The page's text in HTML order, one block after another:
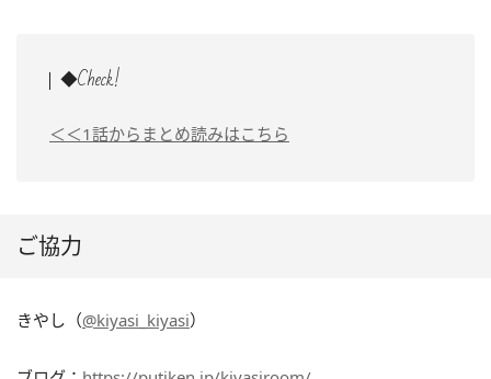
◆Check!
＜＜1話からまとめ読みはこちら
ご協力
きやし（@kiyasi_kiyasi）